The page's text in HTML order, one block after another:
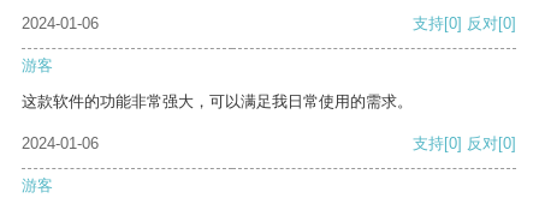
2024-01-06 支持[0] 反对[0]
游客
这款软件的功能非常强大，可以满足我日常使用的需求。
2024-01-06 支持[0] 反对[0]
游客